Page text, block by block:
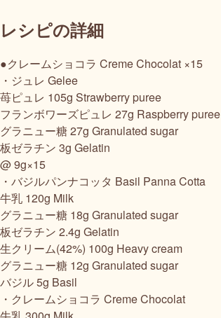
レシピの詳細
●クレームショコラ Creme Chocolat ×15
・ジュレ Gelee
苺ピュレ 105g Strawberry puree
フランボワーズピュレ 27g Raspberry puree
グラニュー糖 27g Granulated sugar
板ゼラチン 3g Gelatin
@ 9g×15
・バジルパンナコッタ Basil Panna Cotta
牛乳 120g Milk
グラニュー糖 18g Granulated sugar
板ゼラチン 2.4g Gelatin
生クリーム(42%) 100g Heavy cream
グラニュー糖 12g Granulated sugar
バジル 5g Basil
・クレームショコラ Creme Chocolat